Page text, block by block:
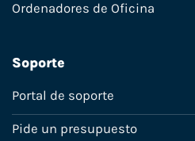
Ordenadores de Oficina
Soporte
Portal de soporte
Pide un presupuesto